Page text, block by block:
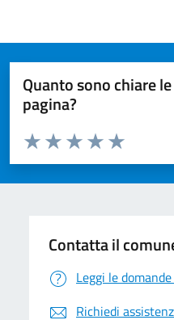
Quanto sono chiare
pagina?
Valuta da 1 a 5 stelle la pagina
Valuta 5
Valuta 4 stelle
Valuta 3 stelle su 5
Valuta 2 stelle su 5
Valuta 1 stelle su 5
Contatta il
Leggi le
Richiedi